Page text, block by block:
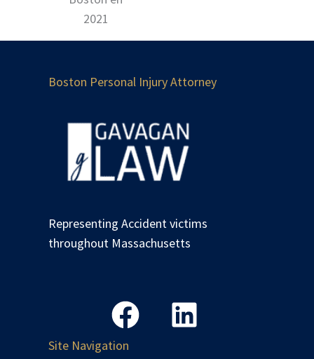
Boston Personal Injury Attorney
Representing Accident victims
throughout Massachusetts
Site Navigation